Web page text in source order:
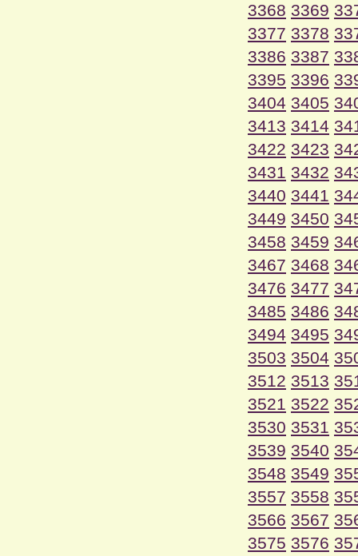
3368 3369
3377 3378
3386 3387
3395 3396
3404 3405
3413 3414
3422 3423
3431 3432
3440 3441
3449 3450
3458 3459
3467 3468
3476 3477
3485 3486
3494 3495
3503 3504
3512 3513
3521 3522
3530 3531
3539 3540
3548 3549
3557 3558
3566 3567
3575 3576